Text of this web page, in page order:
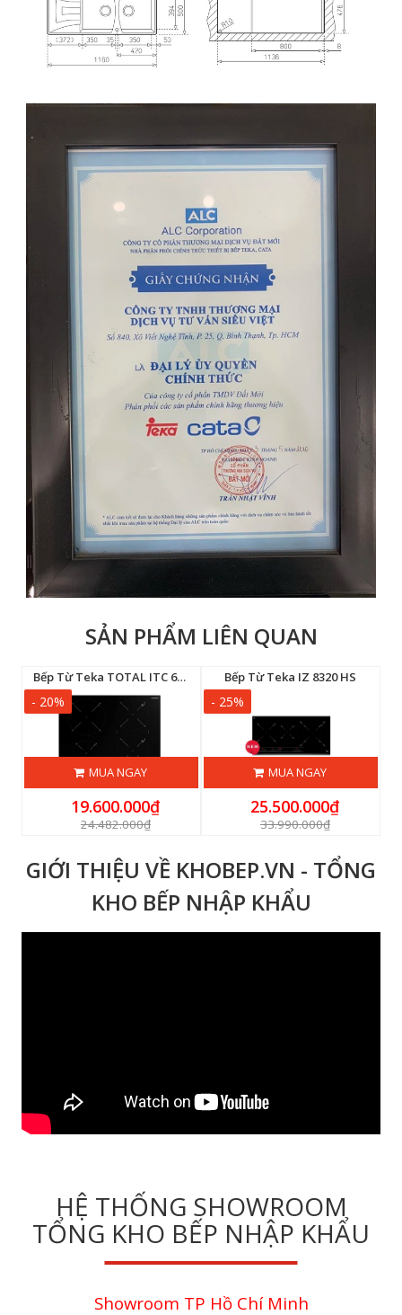
SẢN PHẨM LIÊN QUAN
Bếp Từ Teka TOTAL ITC 64630 BK MST
- 20%
MUA NGAY
19.600.000₫
24.482.000₫
Bếp Từ Teka IZ 8320 HS
- 25%
MUA NGAY
25.500.000₫
33.990.000₫
GIỚI THIỆU VỀ KHOBEP.VN - TỔNG
KHO BẾP NHẬP KHẨU
HỆ THỐNG SHOWROOM
TỔNG KHO BẾP NHẬP KHẨU
Showroom TP Hồ Chí Minh